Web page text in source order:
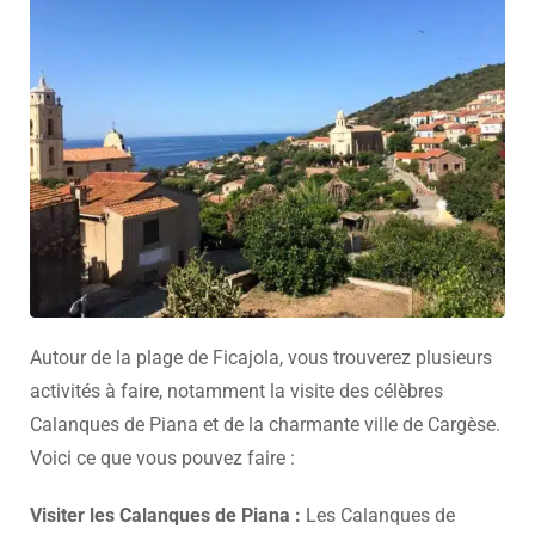
Autour de la plage de Ficajola, vous trouverez plusieurs
activités à faire, notamment la visite des célèbres
Calanques de Piana et de la charmante ville de Cargèse.
Voici ce que vous pouvez faire :
Visiter les Calanques de Piana : Les Calanques de